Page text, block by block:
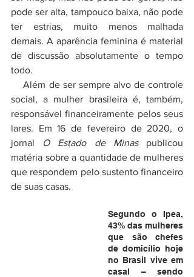
pode ser alta, tampouco baixa, não pode
ter estrias, muito menos malhada
demais. A aparência feminina é material
de discussão absolutamente o tempo
todo.
    Além de ser sempre alvo de controle
social, a mulher brasileira é, também,
responsável financeiramente pelos seus
lares. Em 16 de fevereiro de 2020, o
jornal
O Estado de Minas publicou
matéria sobre a quantidade de mulheres
que respondem pelo sustento financeiro
de suas casas.
Segundo o Ipea,
43% das mulheres
que são chefes
de domicílio hoje
no Brasil vive em
casal – sendo